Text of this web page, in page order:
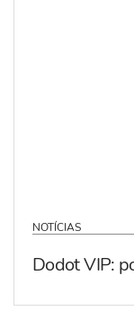
NOTÍCIAS
Dodot VIP: